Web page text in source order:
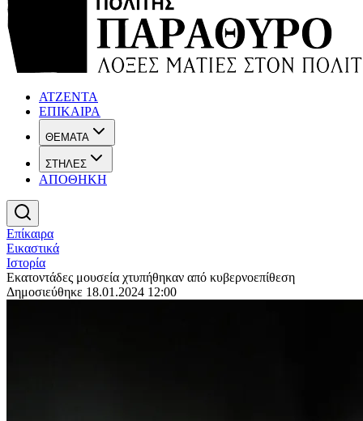
ΑΤΖΕΝΤΑ
ΕΠΙΚΑΙΡΑ
ΘΕΜΑΤΑ
ΣΤΗΛΕΣ
ΑΠΟΘΗΚΗ
Επίκαιρα
Εικαστικά
Ιστορία
Εκατοντάδες μουσεία χτυπήθηκαν από κυβερνοεπίθεση
Δημοσιεύθηκε 18.01.2024 12:00